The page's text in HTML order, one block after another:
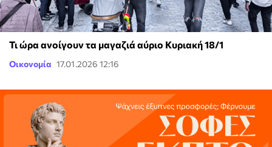
Τι ώρα ανοίγουν τα μαγαζιά αύριο Κυριακή 18/1
Οικονομία 17.01.2026 12:16